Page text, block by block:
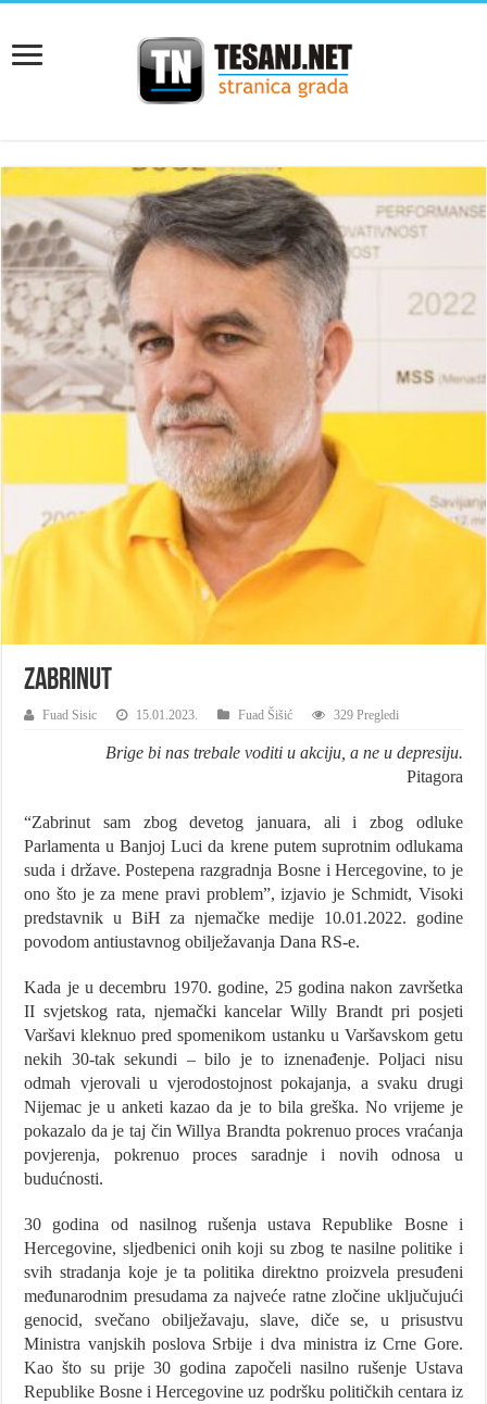
Zabrinut
Fuad Sisic 15.01.2023. Fuad Šišić 329 Pregledi
Brige bi nas trebale voditi u akciju, a ne u depresiju.
Pitagora
“Zabrinut sam zbog devetog januara, ali i zbog odluke
Parlamenta u Banjoj Luci da krene putem suprotnim odlukama
suda i države. Postepena razgradnja Bosne i Hercegovine, to je
ono što je za mene pravi problem”, izjavio je Schmidt, Visoki
predstavnik u BiH za njemačke medije 10.01.2022. godine
povodom antiustavnog obilježavanja Dana RS-e.
Kada je u decembru 1970. godine, 25 godina nakon završetka
II svjetskog rata, njemački kancelar Willy Brandt pri posjeti
Varšavi kleknuo pred spomenikom ustanku u Varšavskom getu
nekih 30-tak sekundi – bilo je to iznenađenje. Poljaci nisu
odmah vjerovali u vjerodostojnost pokajanja, a svaku drugi
Nijemac je u anketi kazao da je to bila greška. No vrijeme je
pokazalo da je taj čin Willya Brandta pokrenuo proces vraćanja
povjerenja, pokrenuo proces saradnje i novih odnosa u
budućnosti.
30 godina od nasilnog rušenja ustava Republike Bosne i
Hercegovine, sljedbenici onih koji su zbog te nasilne politike i
svih stradanja koje je ta politika direktno proizvela presuđeni
međunarodnim presudama za najveće ratne zločine uključujući
genocid, svečano obilježavaju, slave, diče se, u prisustvu
Ministra vanjskih poslova Srbije i dva ministra iz Crne Gore.
Kao što su prije 30 godina započeli nasilno rušenje Ustava
Republike Bosne i Hercegovine uz podršku političkih centara iz